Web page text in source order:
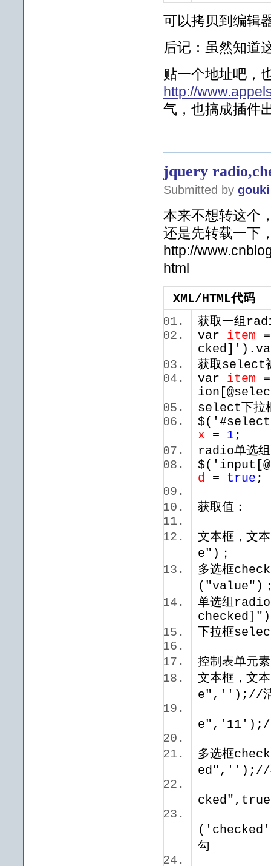
可以拷贝到编辑
后记：虽然知道
贴一个地址吧，
http://
气，也搞成插
jquery
Submitted by gouki
本来不想转这个
还是先转载一下
http://
html
XML/HTML代码
获取一组
var item
获取select
var item
select下拉
x = 1 ;
radio单选
$('input[@
d = true
获取值：
文本框，
e")；
多选框
单选组
下拉框
控制表单
文本框，
e",'');//
多选框
ed",'');//
勾